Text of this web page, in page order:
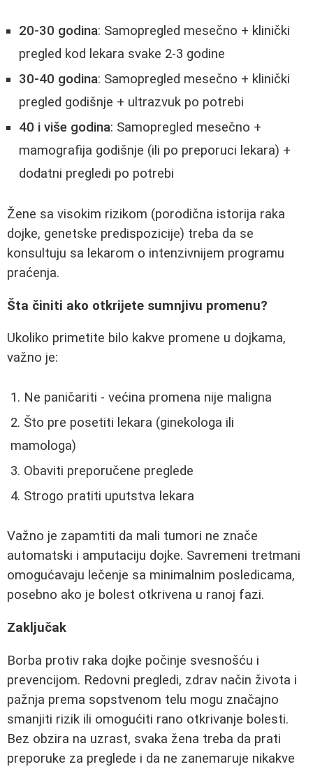
20-30 godina: Samopregled mesečno + klinički
pregled kod lekara svake 2-3 godine
30-40 godina: Samopregled mesečno + klinički
pregled godišnje + ultrazvuk po potrebi
40 i više godina: Samopregled mesečno +
mamografija godišnje (ili po preporuci lekara) +
dodatni pregledi po potrebi
Žene sa visokim rizikom (porodična istorija raka
dojke, genetske predispozicije) treba da se
konsultuju sa lekarom o intenzivnijem programu
praćenja.
Šta činiti ako otkrijete sumnjivu promenu?
Ukoliko primetite bilo kakve promene u dojkama,
važno je:
Ne paničariti - većina promena nije maligna
Što pre posetiti lekara (ginekologa ili
mamologa)
Obaviti preporučene preglede
Strogo pratiti uputstva lekara
Važno je zapamtiti da mali tumori ne znače
automatski i amputaciju dojke. Savremeni tretmani
omogućavaju lečenje sa minimalnim posledicama,
posebno ako je bolest otkrivena u ranoj fazi.
Zaključak
Borba protiv raka dojke počinje svesnošću i
prevencijom. Redovni pregledi, zdrav način života i
pažnja prema sopstvenom telu mogu značajno
smanjiti rizik ili omogućiti rano otkrivanje bolesti.
Bez obzira na uzrast, svaka žena treba da prati
preporuke za preglede i da ne zanemaruje nikakve